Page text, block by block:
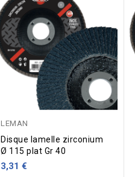
LEMAN
Disque lamelle zirconium
Ø 115 plat Gr 40
3,31 €